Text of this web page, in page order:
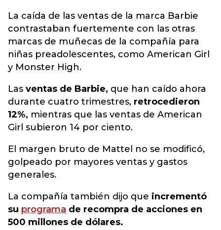
La caída de las ventas de la marca Barbie
contrastaban fuertemente con las otras
marcas de muñecas de la compañía para
niñas preadolescentes, como American Girl
y Monster High.
Las ventas de Barbie, que han caído ahora
durante cuatro trimestres, retrocedieron
12%, mientras que las ventas de American
Girl subieron 14 por ciento.
El margen bruto de Mattel no se modificó,
golpeado por mayores ventas y gastos
generales.
La compañía también dijo que incrementó
su programa de recompra de acciones en
500 millones de dólares.